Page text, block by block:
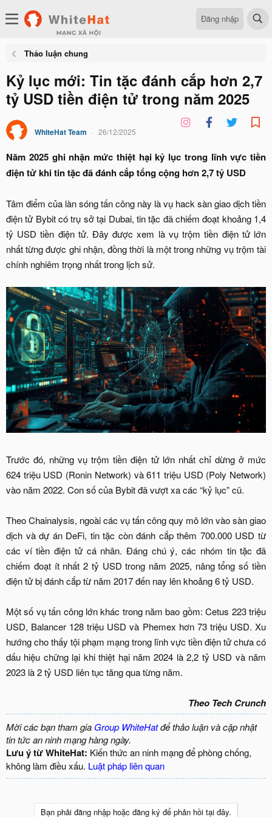
Đăng nhập
Thảo luận chung
Kỷ lục mới: Tin tặc đánh cắp hơn 2,7
tỷ USD tiền điện tử trong năm 2025
WhiteHat Team 26/12/2025
Năm 2025 ghi nhận mức thiệt hại kỷ lục trong lĩnh vực tiền
điện tử khi tin tặc đã đánh cắp tổng cộng hơn 2,7 tỷ USD
Tâm điểm của làn sóng tấn công này là vụ hack sàn giao dịch tiền
điện tử Bybit có trụ sở tại Dubai, tin tặc đã chiếm đoạt khoảng 1,4
tỷ USD tiền điện tử. Đây được xem là vụ trộm tiền điện tử lớn
nhất từng được ghi nhận, đồng thời là một trong những vụ trộm tài
chính nghiêm trọng nhất trong lịch sử.
Trước đó, những vụ trộm tiền điện tử lớn nhất chỉ dừng ở mức
624 triệu USD (Ronin Network) và 611 triệu USD (Poly Network)
vào năm 2022. Con số của Bybit đã vượt xa các “kỷ lục” cũ.
Theo Chainalysis, ngoài các vụ tấn công quy mô lớn vào sàn giao
dịch và dự án DeFi, tin tặc còn đánh cắp thêm 700.000 USD từ
các ví tiền điện tử cá nhân. Đáng chú ý, các nhóm tin tặc đã
chiếm đoạt ít nhất 2 tỷ USD trong năm 2025, nâng tổng số tiền
điện tử bị đánh cắp từ năm 2017 đến nay lên khoảng 6 tỷ USD.
Một số vụ tấn công lớn khác trong năm bao gồm: Cetus 223 triệu
USD, Balancer 128 triệu USD và Phemex hơn 73 triệu USD. Xu
hướng cho thấy tội phạm mạng trong lĩnh vực tiền điện tử chưa có
dấu hiệu chững lại khi thiệt hại năm 2024 là 2,2 tỷ USD và năm
2023 là 2 tỷ USD liên tục tăng qua từng năm.
Theo Tech Crunch
Mời các bạn tham gia Group WhiteHatđể thảo luận và cập nhật
tin tức an ninh mạng hàng ngày.
Lưu ý từ WhiteHat: Kiến thức an ninh mạng để phòng chống,
không làm điều xấu. Luật pháp liên quan
Bạn phải đăng nhập hoặc đăng ký để phản hồi tại đây.